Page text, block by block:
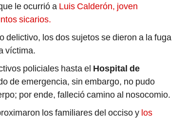
le ocurrió a Luis Calderón, joven
sicarios.
delictivo, los dos sujetos se dieron a la fuga
víctima.
policiales hasta el Hospital de
de emergencia, sin embargo, no pudo
por ende, falleció camino al nosocomio.
los familiares del occiso y los